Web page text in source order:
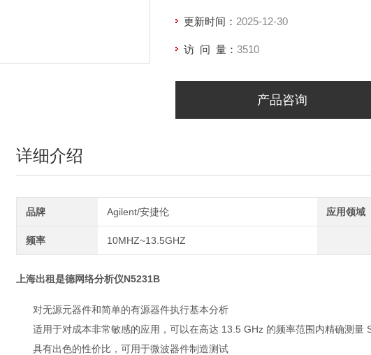
更新时间： 2025-12-30
访 问 量： 3510
产品咨询
详细介绍
品牌 Agilent/安捷伦 应用领域
频率 10MHZ~13.5GHZ
上海出租是德网络分析仪N5231B
对无源元器件和简单的有源器件执行基本分析
适用于对成本非常敏感的应用，可以在高达 13.5 GHz 的频率范围内精确测量
具有出色的性价比，可用于微波器件制造测试